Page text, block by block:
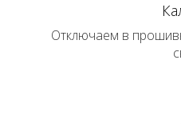
Отключаем в